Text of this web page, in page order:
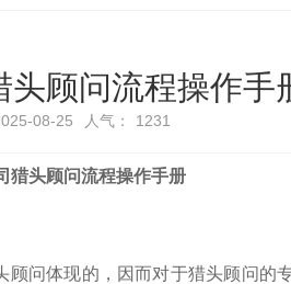
头顾问流程操作手
08-25 人气： 1231
猎头顾问流程操作手册
问体现的，因而对于猎头顾问的